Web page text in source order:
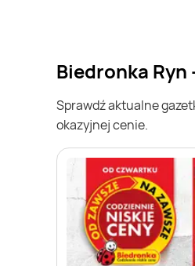
Biedronka
Sprawdź aktualne
okazyjnej cenie.